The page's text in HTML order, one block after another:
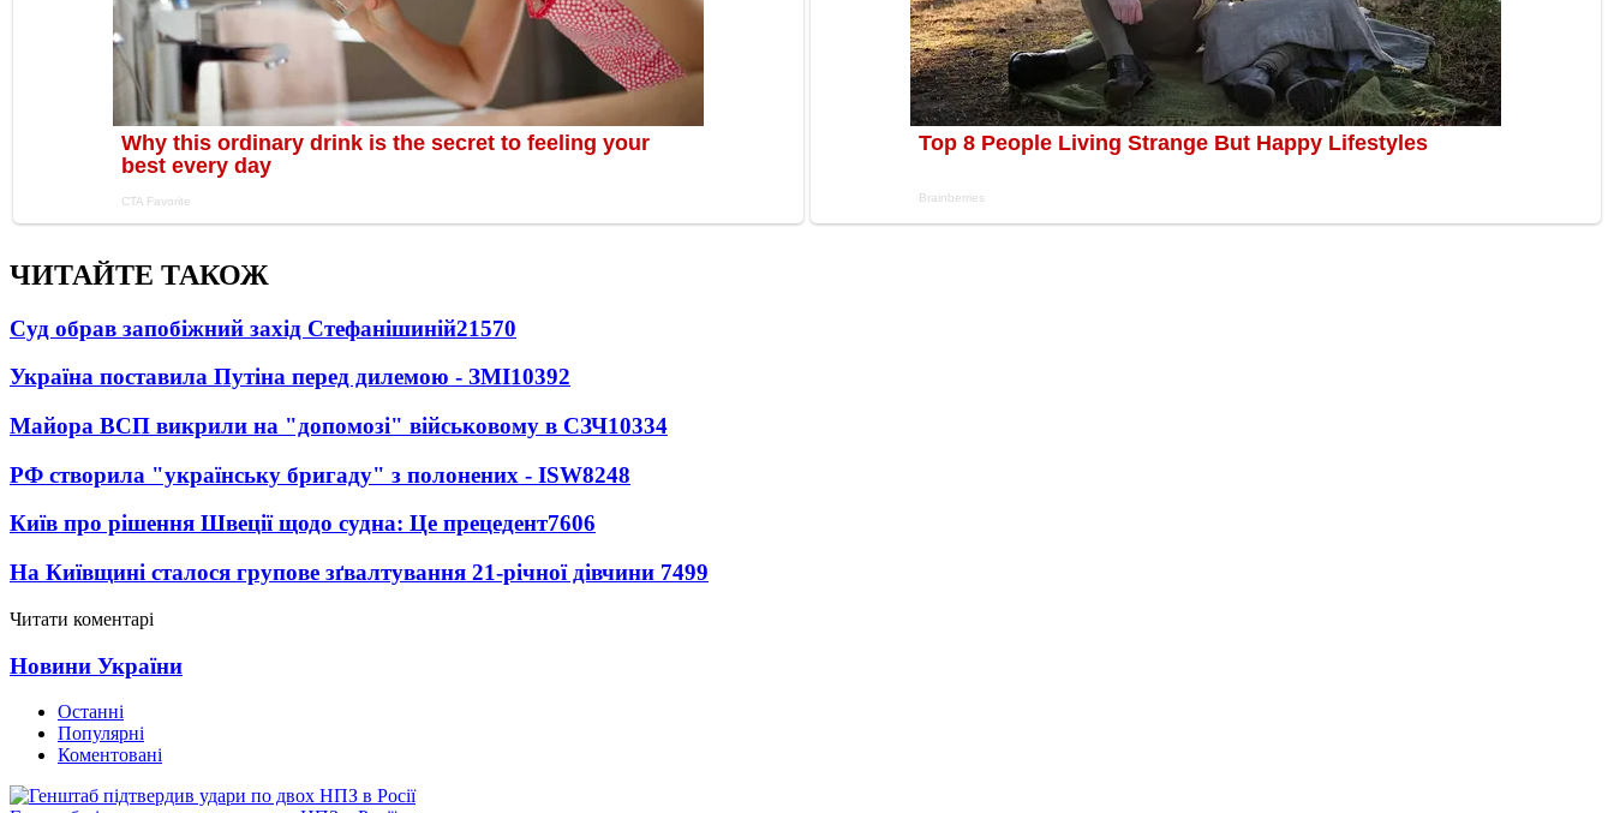
ЧИТАЙТЕ ТАКОЖ
Суд обрав запобіжний захід Стефанішиній21570
Україна поставила Путіна перед дилемою - ЗМІ10392
Майора ВСП викрили на "допомозі" військовому в СЗЧ10334
РФ створила "українську бригаду" з полонених - ISW8248
Київ про рішення Швеції щодо судна: Це прецедент7606
На Київщині сталося групове зґвалтування 21-річної дівчини 7499
Читати коментарі
Новини України
Останні
Популярні
Коментовані